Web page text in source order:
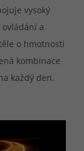
vysoký
a
o hmotnosti
kombinace
každý den.